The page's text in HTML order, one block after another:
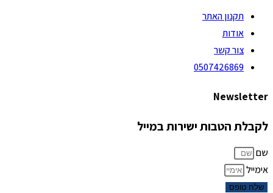
תקנון האתר
אודות
צור קשר
0507426869
Newsletter
לקבלת הטבות ישירות במייל
שם
אימייל
שלח טופס